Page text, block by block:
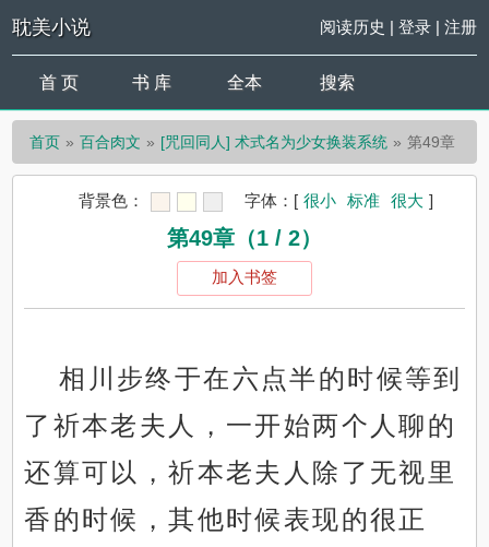
耽美小说 阅读历史 | 登录| 注册
首 页 书 库 全本 搜索
首页 百合肉文 [咒回同人] 术式名为少女换装系统 第49章
背景色： 字体： [ 很小 标准 很大 ]
第49章（1 / 2）
加入书签
相川步终于在六点半的时候等到
了祈本老夫人，一开始两个人聊的
还算可以，祈本老夫人除了无视里
香的时候，其他时候表现的很正